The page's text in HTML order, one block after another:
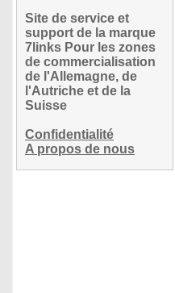
Site de service et
support de la marque
7links Pour les zones
de commercialisation
de l'Allemagne, de
l'Autriche et de la
Suisse
Confidentialité
A propos de nous